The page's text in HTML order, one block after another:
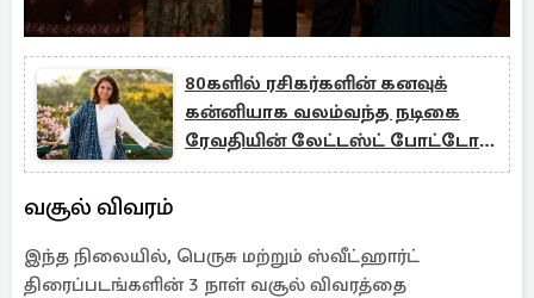
80களில் ரசிகர்களின் கனவுக்
கன்னியாக வலம்வந்த நடிகை
ரேவதியின் லேட்டஸ்ட் போட்டோ...
ரசிகர்களின் ஷாக்
வசூல் விவரம்
இந்த நிலையில், பெருசு மற்றும் ஸ்வீட்ஹார்ட்
திரைப்படங்களின் 3 நாள் வசூல் விவரத்தை